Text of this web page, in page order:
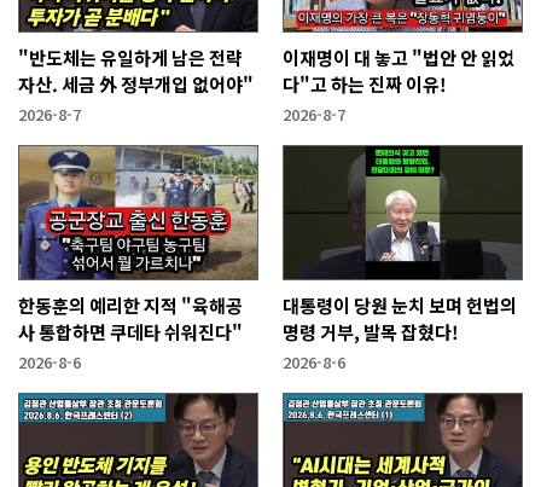
"반도체는 유일하게 남은 전략
자산. 세금 外 정부개입 없어야"
2026-8-7
이재명이 대 놓고 "법안 안 읽었
다"고 하는 진짜 이유!
2026-8-7
한동훈의 예리한 지적 "육해공
사 통합하면 쿠데타 쉬워진다"
2026-8-6
대통령이 당원 눈치 보며 헌법의
명령 거부, 발목 잡혔다!
2026-8-6